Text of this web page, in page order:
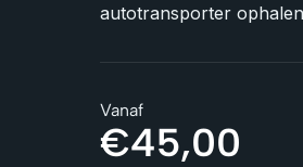
autotransporter
Vanaf
€45,00